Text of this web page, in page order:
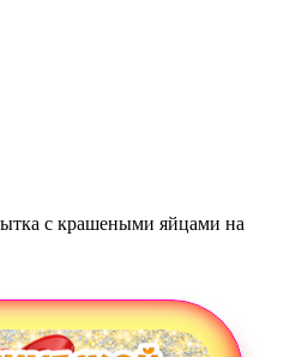
с крашеными яйцами на